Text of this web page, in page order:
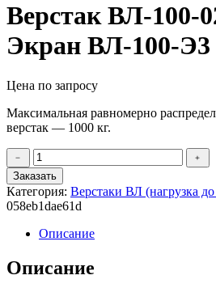
Верстак ВЛ-100-
Экран ВЛ-100-Э3
Цена по запросу
Максимальная равномерно
верстак — 1000 кг.
Количество
товара
Верстак
ВЛ-100-
02ЦФ
Экран
Э3
﹣
﹢
Заказать
Категория: Верстаки ВЛ (нагрузка
058eb1dae61d
Описание
Описание